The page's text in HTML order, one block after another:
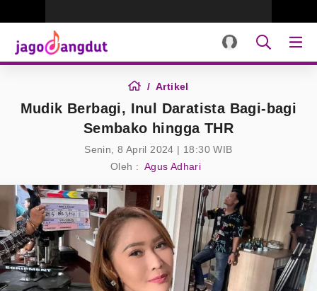
Artikel
Mudik Berbagi, Inul Daratista Bagi-bagi
Sembako hingga THR
Senin, 8 April 2024 | 18:30 WIB
Oleh : Agus Adhari